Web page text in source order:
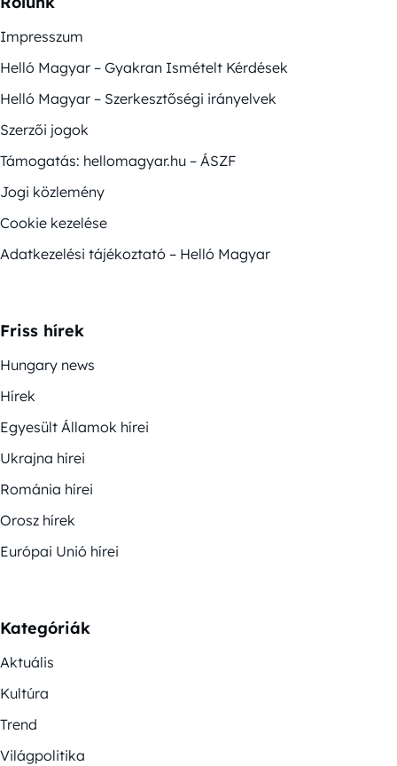
Impresszum
Helló Magyar – Gyakran Ismételt Kérdések
Helló Magyar – Szerkesztőségi irányelvek
Szerzői jogok
Támogatás: hellomagyar.hu – ÁSZF
Jogi közlemény
Cookie kezelése
Adatkezelési tájékoztató – Helló Magyar
Friss hírek
Hungary news
Hírek
Egyesült Államok hírei
Ukrajna hírei
Románia hírei
Orosz hírek
Európai Unió hírei
Kategóriák
Aktuális
Kultúra
Trend
Világpolitika